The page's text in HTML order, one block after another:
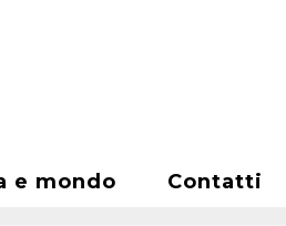
e mondo Contatti